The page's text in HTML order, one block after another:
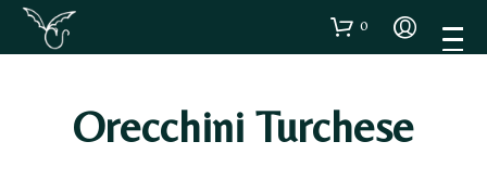
0
Orecchini Turchese